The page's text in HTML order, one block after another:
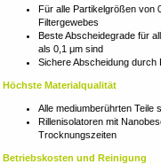
Für alle Partikelgrößen von
Filtergewebes
Beste Abscheidegrade für
als 0,1 μm sind
Sichere Abscheidung durch
Höchste Materialqualität
Alle mediumberührten Teile
Rillenisolatoren mit
Trocknungszeiten
Betriebskosten und Reinigung